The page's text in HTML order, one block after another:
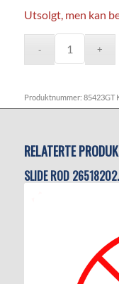
Utsolgt, men kan
Produktnummer: 85423GT
RELATERTE
SLIDE ROD